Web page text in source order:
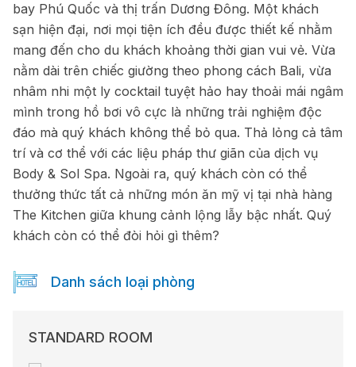
bay Phú Quốc và thị trấn Dương Đông. Một khách
sạn hiện đại, nơi mọi tiện ích đều được thiết kế nhằm
mang đến cho du khách khoảng thời gian vui vẻ. Vừa
nằm dài trên chiếc giường theo phong cách Bali, vừa
nhâm nhi một ly cocktail tuyệt hảo hay thoải mái ngâm
mình trong hồ bơi vô cực là những trải nghiệm độc
đáo mà quý khách không thể bỏ qua. Thả lỏng cả tâm
trí và cơ thể với các liệu pháp thư giãn của dịch vụ
Body & Sol Spa. Ngoài ra, quý khách còn có thể
thưởng thức tất cả những món ăn mỹ vị tại nhà hàng
The Kitchen giữa khung cảnh lộng lẫy bậc nhất. Quý
khách còn có thể đòi hỏi gì thêm?
Danh sách loại phòng
STANDARD ROOM